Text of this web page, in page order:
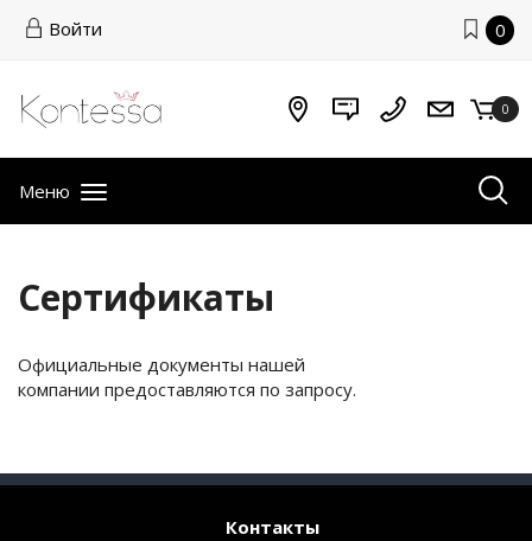
Войти 0
0
Меню
Сертификаты
Официальные документы нашей
компании предоставляются по запросу.
Контакты